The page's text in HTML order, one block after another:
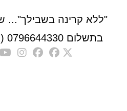
קרינה בשבילך"... שאלות,
0796644330 (א-ה 09:00-12:00)